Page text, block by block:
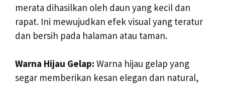
merata dihasilkan oleh daun yang kecil dan
rapat. Ini mewujudkan efek visual yang teratur
dan bersih pada halaman atau taman.
Warna Hijau Gelap: Warna hijau gelap yang
segar memberikan kesan elegan dan natural,